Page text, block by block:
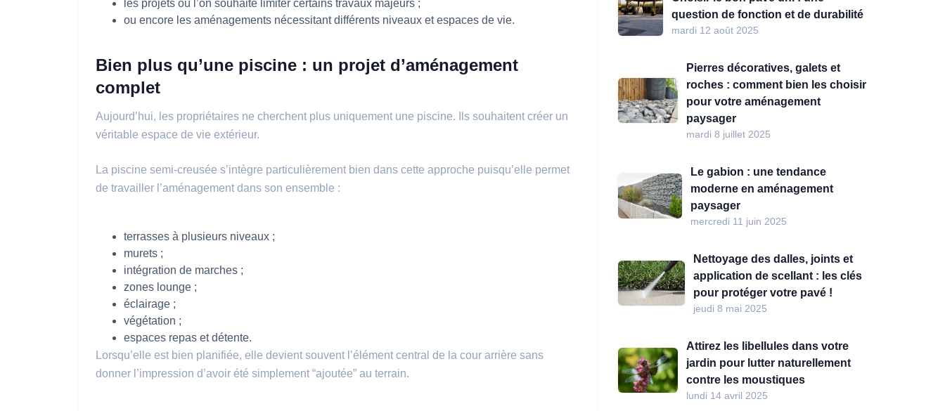
les projets où l’on souhaite limiter certains travaux majeurs ;
ou encore les aménagements nécessitant différents niveaux et espaces de vie.
Bien plus qu’une piscine : un projet d’aménagement
complet
Aujourd’hui, les propriétaires ne cherchent plus uniquement une piscine. Ils souhaitent créer un
véritable espace de vie extérieur.
La piscine semi-creusée s’intègre particulièrement bien dans cette approche puisqu’elle permet
de travailler l’aménagement dans son ensemble :
terrasses à plusieurs niveaux ;
murets ;
intégration de marches ;
zones lounge ;
éclairage ;
végétation ;
espaces repas et détente.
Lorsqu’elle est bien planifiée, elle devient souvent l’élément central de la cour arrière sans
donner l’impression d’avoir été simplement “ajoutée” au terrain.
question de fonction et de durabilité
mardi 12 août 2025
Pierres décoratives, galets et
roches : comment bien les choisir
pour votre aménagement
paysager
mardi 8 juillet 2025
Le gabion : une tendance
moderne en aménagement
paysager
mercredi 11 juin 2025
Nettoyage des dalles, joints et
application de scellant : les clés
pour protéger votre pavé !
jeudi 8 mai 2025
Attirez les libellules dans votre
jardin pour lutter naturellement
contre les moustiques
lundi 14 avril 2025